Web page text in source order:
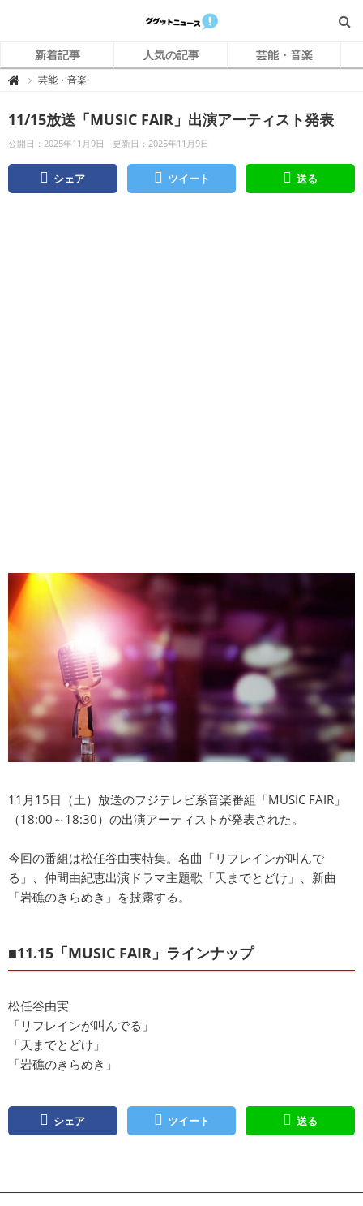
新着記事 人気の記事 芸能・音楽
 グ
ニ
ュ
ー
ス
芸能・音楽
11/15放送「MUSIC FAIR」出演アーティスト発表
公開日：2025年11月9日 更新日：2025年11月9日
シェア ツイート 送る
11月15日（土）放送のフジテレビ系音楽番組「MUSIC FAIR」
（18:00～18:30）の出演アーティストが発表された。
今回の番組は松任谷由実特集。名曲「リフレインが叫んで
る」、仲間由紀恵出演ドラマ主題歌「天までとどけ」、新曲
「岩礁のきらめき」を披露する。
■11.15「MUSIC FAIR」ラインナップ
松任谷由実
「リフレインが叫んでる」
「天までとどけ」
「岩礁のきらめき」
シェア ツイート 送る